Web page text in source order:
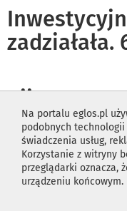
Na portalu eglos.pl
podobnych
świadczenia usług,
Korzystanie z witryny
przeglądarki oznacza,
urządzeniu końcowym.
Pijany
się na